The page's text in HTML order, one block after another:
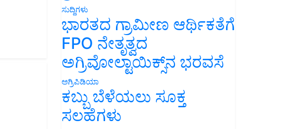
ಸುದ್ದಿಗಳು
ಭಾರತದ ಗ್ರಾಮೀಣ ಆರ್ಥಿಕತೆಗೆ
FPO ನೇತೃತ್ವದ
ಅಗ್ರಿವೋಲ್ಟಾಯಿಕ್ಸ್‌ನ ಭರವಸೆ
ಅಗ್ರಿಪಿಡಿಯಾ
ಕಬ್ಬು ಬೆಳೆಯಲು ಸೂಕ್ತ
ಸಲಹೆಗಳು